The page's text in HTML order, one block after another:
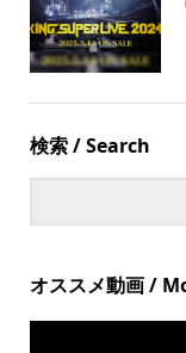
検索 / Search
オススメ動画 /